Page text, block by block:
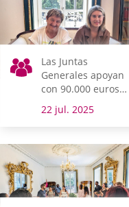
Las Juntas
Generales apoyan
con 90.000 euros
un proyecto para
crear un espacio
para mujeres en
Guatemala
22 jul. 2025